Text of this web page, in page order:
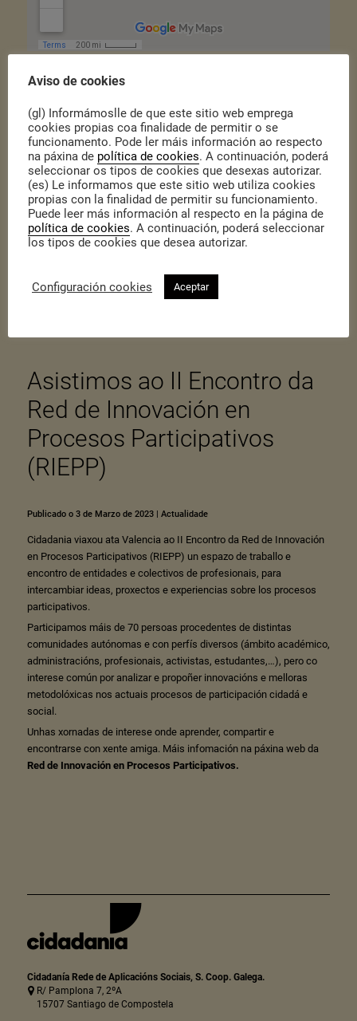
documento , sobre as Xornadas desenvoltas no mes de febreiro en
comunicar, lexislar”.
Asistimos ao II Encontro da
Red de Innovación en
Procesos Participativos
(RIEPP)
Publicado o 3 de Marzo de 2023| Actualidade
Cidadania viaxou ata Valencia ao II Encontro da Red de Innovación
en Procesos Participativos (RIEPP) un espazo de traballo e
encontro de entidades e colectivos de profesionais, para
intercambiar ideas, proxectos e experiencias sobre los procesos
participativos.
Participamos máis de 70 persoas procedentes de distintas
comunidades autónomas e con perfís diversos (ámbito académico,
administracións, profesionais, activistas, estudantes,…), pero co
interese común por analizar e propoñer innovacións e melloras
metodolóxicas nos actuais procesos de participación cidadá e
social.
Unhas xornadas de interese onde aprender, compartir e
encontrarse con xente amiga. Máis infomación na páxina web da
Red de Innovación en Procesos Participativos.
Cidadanía Rede de Aplicacións Sociais, S. Coop. Galega.
R/ Pamplona 7, 2ºA
15707 Santiago de Compostela
Aviso de cookies
(gl) Informámoslle de que este sitio web emprega
cookies propias coa finalidade de permitir o se
funcionamento. Pode ler máis información ao respecto
na páxina de política de cookies. A continuación, poderá
seleccionar os tipos de cookies que desexas autorizar.
(es) Le informamos que este sitio web utiliza cookies
propias con la finalidad de permitir su funcionamiento.
Puede leer más información al respecto en la página de
política de cookies. A continuación, poderá seleccionar
los tipos de cookies que desea autorizar.
Configuración cookies Aceptar